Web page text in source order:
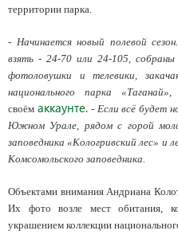
территории парка.
- Начинается новый полевой
взять - 24-70 или 24-105,
фотоловушки и телевики,
национального парка «Таганай»,
своём аккаунте.- Если всё будет
Южном Урале, рядом с горой
заповедника «Кологривский лес» и
Комсомольского заповедника.
Объектами внимания Андриана
Их фото возле мест обитания,
украшением коллекции